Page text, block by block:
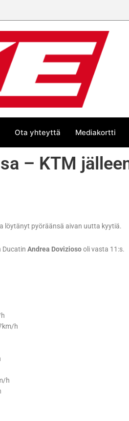
Ota yhteyttä Mediakortti
– KTM
löytänyt pyöräänsä aivan uutta kyytiä.
Ducatin Andrea Doviziosooli vasta 11:s.
h
h